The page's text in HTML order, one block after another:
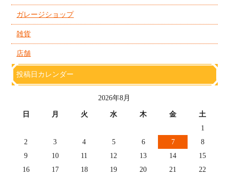
ガレージショップ
雑貨
店舗
投稿日カレンダー
2026年8月
日 月 火 水 木 金 土
1
2
3 4 5 6 7
8
9
10 11 12 13 14
15
16
17 18 19 20 21
22